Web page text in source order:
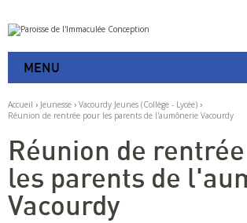
Aller
au
contenu.
à
navigation
Outils
personnels
MENU
Accueil › Jeunesse › Vacourdy Jeunes (Collège - Lycée) ›
Réunion de rentrée pour les parents de l'aumônerie Vacourdy
Réunion de
les parents de
Vacourdy